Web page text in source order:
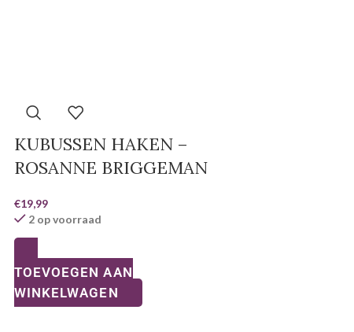
KUBUSSEN HAKEN –
ROSANNE BRIGGEMAN
€19,99
2 op voorraad
TOEVOEGEN AAN
WINKELWAGEN